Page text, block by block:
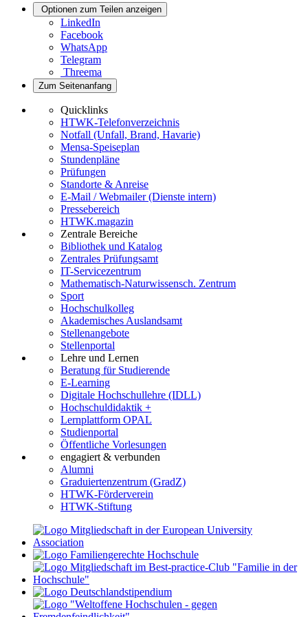
Optionen zum Teilen anzeigen
LinkedIn
Facebook
WhatsApp
Telegram
Threema
Zum Seitenanfang
Quicklinks
HTWK-Telefonverzeichnis
Notfall (Unfall, Brand, Havarie)
Mensa-Speiseplan
Stundenpläne
Prüfungen
Standorte & Anreise
E-Mail / Webmailer (Dienste intern)
Pressebereich
HTWK.magazin
Zentrale Bereiche
Bibliothek und Katalog
Zentrales Prüfungsamt
IT-Servicezentrum
Mathematisch-Naturwissensch. Zentrum
Sport
Hochschulkolleg
Akademisches Auslandsamt
Stellenangebote
Stellenportal
Lehre und Lernen
Beratung für Studierende
E-Learning
Digitale Hochschullehre (IDLL)
Hochschuldidaktik +
Lernplattform OPAL
Studienportal
Öffentliche Vorlesungen
engagiert & verbunden
Alumni
Graduiertenzentrum (GradZ)
HTWK-Förderverein
HTWK-Stiftung